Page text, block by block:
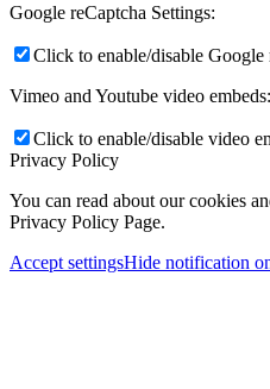
Google reCaptcha Settings:
Click to enable/disable Google
Vimeo and Youtube video embeds:
Click to enable/disable video
Privacy Policy
You can read about our cookies
Privacy Policy Page.
Accept settingsHide notification